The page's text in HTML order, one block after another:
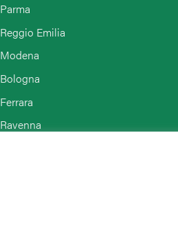
Parma
Reggio Emilia
Modena
Bologna
Ferrara
Ravenna